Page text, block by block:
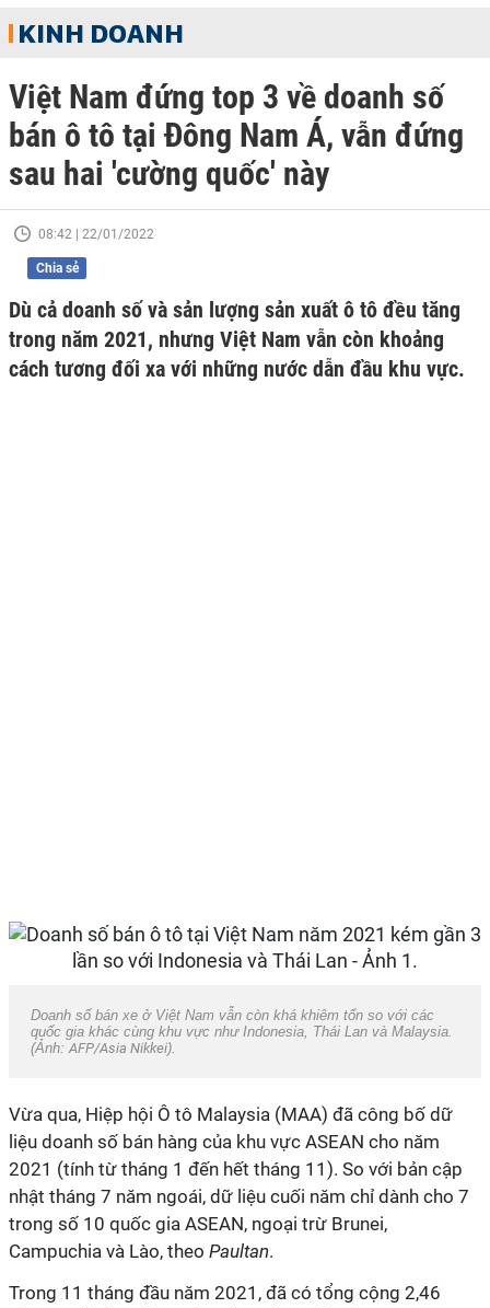
KINH DOANH
Việt Nam đứng top 3 về doanh số
bán ô tô tại Đông Nam Á, vẫn đứng
sau hai 'cường quốc' này
08:42 | 22/01/2022
Chia sẻ
Dù cả doanh số và sản lượng sản xuất ô tô đều tăng
trong năm 2021, nhưng Việt Nam vẫn còn khoảng
cách tương đối xa với những nước dẫn đầu khu vực.
Doanh số bán xe ở Việt Nam vẫn còn khá khiêm tốn so với các
quốc gia khác cùng khu vực như Indonesia, Thái Lan và Malaysia.
(Ảnh:AFP/Asia Nikkei).
Vừa qua, Hiệp hội Ô tô Malaysia (MAA) đã công bố dữ
liệu doanh số bán hàng của khu vực ASEAN cho năm
2021 (tính từ tháng 1 đến hết tháng 11). So với bản cập
nhật tháng 7 năm ngoái, dữ liệu cuối năm chỉ dành cho 7
trong số 10 quốc gia ASEAN, ngoại trừ Brunei,
Campuchia và Lào, theo Paultan.
Trong 11 tháng đầu năm 2021, đã có tổng cộng 2,46